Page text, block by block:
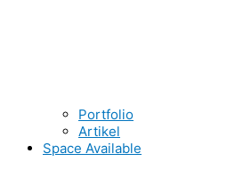
Portfolio
Artikel
Space Available